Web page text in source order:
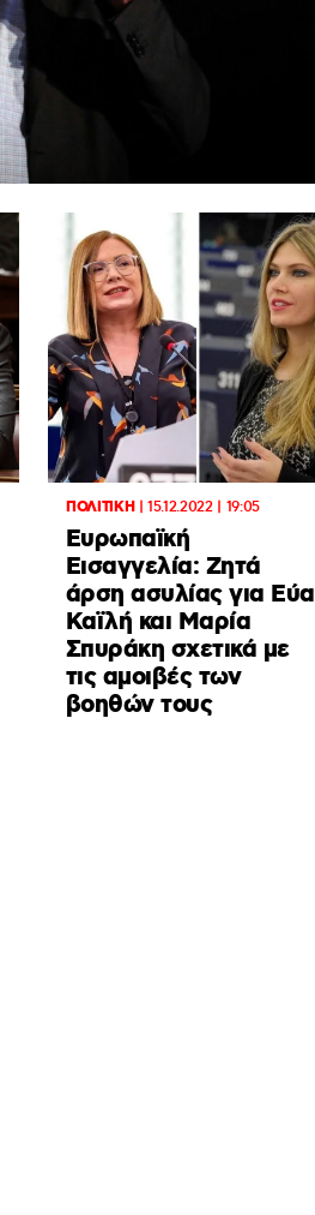
ΠΟΛΙΤΙΚΗ|15.12.2022 | 19:05
Ευρωπαϊκή
Εισαγγελία: Ζητά
άρση ασυλίας για Εύα
Καϊλή και Μαρία
Σπυράκη σχετικά με
τις αμοιβές των
βοηθών τους